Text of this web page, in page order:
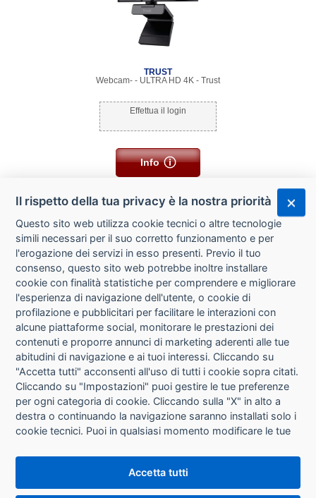
TRUST
Webcam- - ULTRA HD 4K - Trust
Effettua il login
Info
CHI SIAMO
CONTATTI
CONDIZIONI DI VENDITA
RICHIESTA RECESSO
PRIVACY
Il rispetto della tua privacy è la nostra priorità
Questo sito web utilizza cookie tecnici o altre tecnologie
simili necessari per il suo corretto funzionamento e per
l'erogazione dei servizi in esso presenti. Previo il tuo
consenso, questo sito web potrebbe inoltre installare
cookie con finalità statistiche per comprendere e migliorare
l'esperienza di navigazione dell'utente, o cookie di
profilazione e pubblicitari per facilitare le interazioni con
alcune piattaforme social, monitorare le prestazioni dei
contenuti e proporre annunci di marketing aderenti alle tue
abitudini di navigazione e ai tuoi interessi. Cliccando su
"Accetta tutti" acconsenti all'uso di tutti i cookie sopra citati.
Cliccando su "Impostazioni" puoi gestire le tue preferenze
per ogni categoria di cookie. Cliccando sulla "X" in alto a
destra o continuando la navigazione saranno installati solo i
cookie tecnici. Puoi in qualsiasi momento modificare le tue
che si trova in fondo alle pagine del sito. Per maggiori
informazioni consulta la nostraInformativa sui cookie
Accetta tutti